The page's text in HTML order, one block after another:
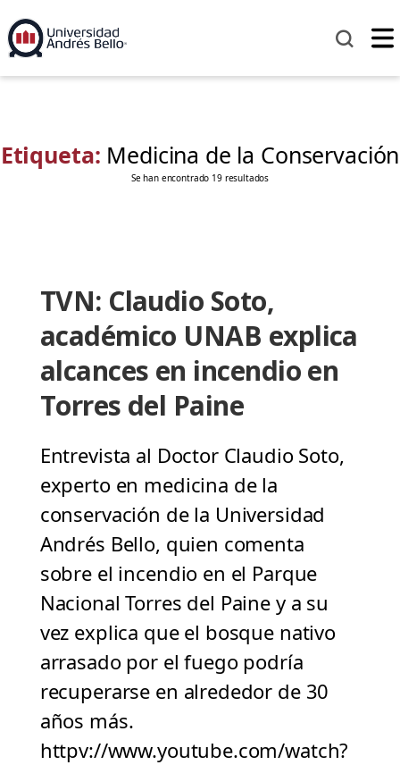
Etiqueta: Medicina de la Conservación
Se han encontrado 19 resultados
TVN: Claudio Soto,
académico UNAB explica
alcances en incendio en
Torres del Paine
Entrevista al Doctor Claudio Soto,
experto en medicina de la
conservación de la Universidad
Andrés Bello, quien comenta
sobre el incendio en el Parque
Nacional Torres del Paine y a su
vez explica que el bosque nativo
arrasado por el fuego podría
recuperarse en alrededor de 30
años más.
httpv://www.youtube.com/watch?